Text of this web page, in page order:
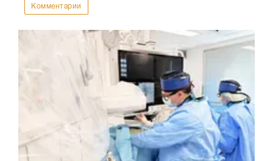
Комментарии